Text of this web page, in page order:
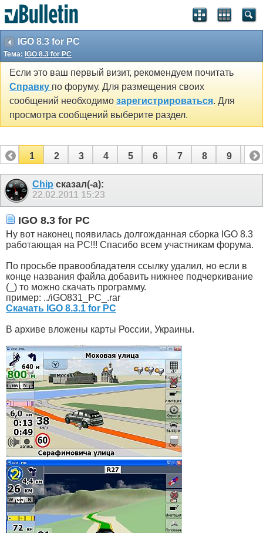
IGO 8.3 for PC
Тема: IGO 8.3 for PC
Если это ваш первый визит, рекомендуем почитать
Справку по форуму. Для размещения своих
сообщений необходимо зарегистрироваться. Для
просмотра сообщений выберите раздел.
1 2 3 4 5 6 7 8 9 10
11
Chip сказал(-а):
22.02.2011 15:23
IGO 8.3 for PC
Ну вот наконец появилась долгожданная сборка IGO 8.3
работающая на PC!!! Спасибо всем участникам форума.
По просьбе правообладателя ссылку удалил, но если в
конце названия файла добавить нижнее подчеркивание
(_) то можно скачать программу.
пример: ../iGO831_PC_.rar
Скачать IGO 8.3.1 for PC
В архиве вложены карты России, Украины.